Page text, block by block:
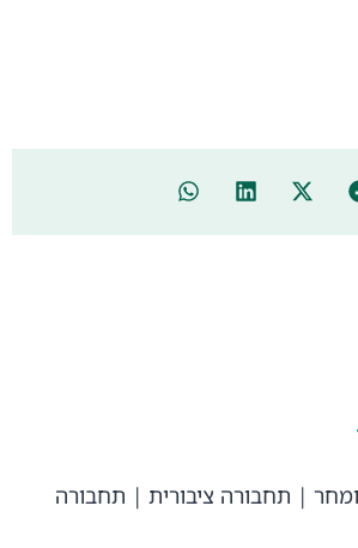
| תחבורה ציבורית | תחבורה